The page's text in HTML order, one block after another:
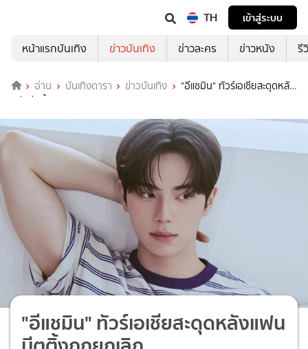
TH
เข้าสู่ระบบ
หน้าแรกบันเทิง
ข่าวบันเทิง ข่าวละคร ข่าวหนัง รี
อ่าน บันเทิงดารา ข่าวบันเทิง
"อีแชมิน" ทัวร์เอเชียสะดุดหลัง
แฟนมีตติ้งถูกยกเลิก
"อีแชมิน" ทัวร์เอเชียสะดุดหลังแฟน